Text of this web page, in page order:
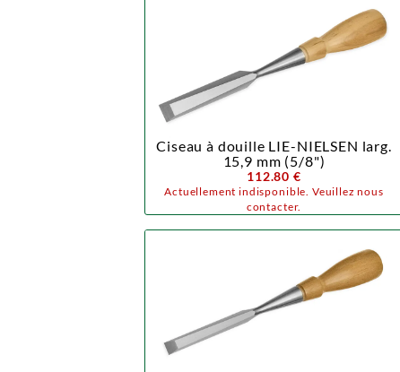
Ciseau à douille LIE-NIELSEN larg.
15,9 mm (5/8")
112.80 €
Actuellement indisponible. Veuillez nous
contacter.